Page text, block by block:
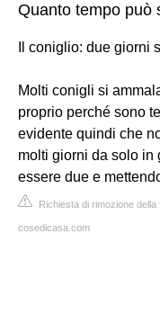
Quanto tempo può
Il coniglio: due giorni
Molti conigli si
proprio perché sono
evidente quindi che
molti giorni da solo in
essere due e
Richiesta di rimozione della
cosedicasa.com